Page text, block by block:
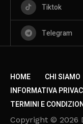
Tiktok
Telegram
HOME CHI SIAMO
INFORMATIVA
TERMINI E
Copyright © 2026